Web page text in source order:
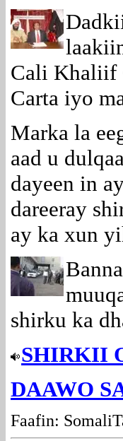
Cali Khaliif
Carta iyo
Marka la
aad u
dayeen in
dareeray
ay ka xun
shirku ka
SHIRKII
DAAWO
Faafin: